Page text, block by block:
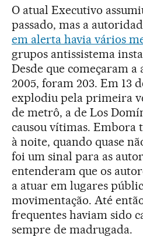
O atual Executivo
passado, mas a
em alerta havia vários
grupos antissistema
Desde que começaram
2005, foram 203. Em 13
explodiu pela primeira
de metrô, a de Los
causou vítimas. Embora
à noite, quando quase
foi um sinal para as
entenderam que os
a atuar em lugares
movimentação. Até
frequentes haviam sido
sempre de madrugada.